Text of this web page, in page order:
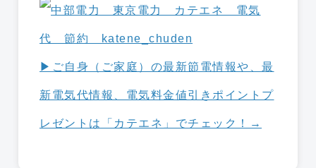
▶︎ご自身（ご家庭）の最新節電情報や、最
新電気代情報、電気料金値引きポイントプ
レゼントは「カテエネ」でチェック！→